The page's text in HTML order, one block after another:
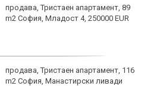
продава, Тристаен апартамент, 89
m2 София, Младост 4, 250000 EUR
продава, Тристаен апартамент, 116
m2 София, Манастирски ливади